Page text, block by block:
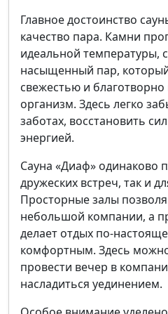
Главное достоинство
качество пара. Камни
идеальной температуры,
насыщенный пар,
свежестью и благотворно
организм. Здесь легко
заботах, восстановить
энергией.
Сауна «Диаф» одинаково
дружеских встреч, так и
Просторные залы
небольшой компании, а
делает отдых по-
комфортным. Здесь
провести вечер в
насладиться уединением.